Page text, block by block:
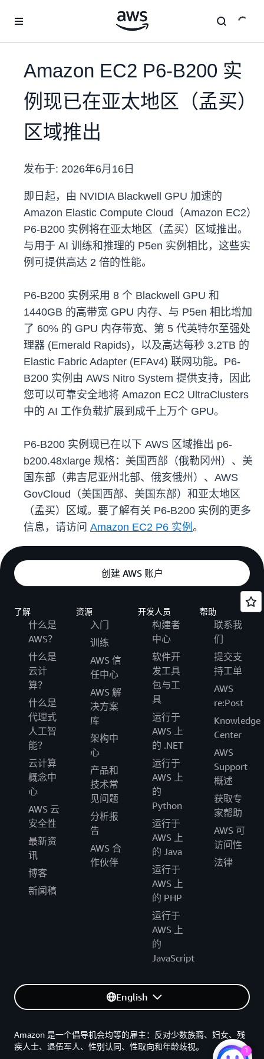
Amazon EC2 P6-B200 实
例现已在亚太地区（孟买）
区域推出
发布于: 2026年6月16日
即日起，由 NVIDIA Blackwell GPU 加速的
Amazon Elastic Compute Cloud（Amazon EC2）
P6-B200 实例将在亚太地区（孟买）区域推出。
与用于 AI 训练和推理的 P5en 实例相比，这些实
例可提供高达 2 倍的性能。
P6-B200 实例采用 8 个 Blackwell GPU 和
1440GB 的高带宽 GPU 内存、与 P5en 相比增加
了 60% 的 GPU 内存带宽、第 5 代英特尔至强处
理器 (Emerald Rapids)，以及高达每秒 3.2TB 的
Elastic Fabric Adapter (EFAv4) 联网功能。P6-
B200 实例由 AWS Nitro System 提供支持，因此
您可以可靠安全地将 Amazon EC2 UltraClusters
中的 AI 工作负载扩展到成千上万个 GPU。
P6-B200 实例现已在以下 AWS 区域推出 p6-
b200.48xlarge 规格：美国西部（俄勒冈州）、美
国东部（弗吉尼亚州北部、俄亥俄州）、AWS
GovCloud（美国西部、美国东部）和亚太地区
（孟买）区域。要了解有关 P6-B200 实例的更多
信息，请访问 Amazon EC2 P6 实例 。
创建 AWS 账户
了解
什么是
AWS？
什么是
云计
算？
什么是
代理式
人工智
能？
云计算
概念中
心
AWS 云
安全性
最新资
讯
博客
新闻稿
资源
入门
训练
AWS 信
任中心
AWS 解
决方案
库
架构中
心
产品和
技术常
见问题
分析报
告
AWS 合
作伙伴
开发人员
构建者
中心
软件开
发工具
包与工
具
运行于
AWS 上
的 .NET
运行于
AWS 上
的
Python
运行于
AWS 上
的 Java
运行于
AWS 上
的 PHP
运行于
AWS 上
的
JavaScript
帮助
联系我
们
提交支
持工单
AWS
re:Post
Knowledge
Center
AWS
Support
概述
获取专
家帮助
AWS 可
访问性
法律
English
Amazon 是一个倡导机会均等的雇主：反对少数族裔、妇女、残
疾人士、退伍军人、性别认同、性取向和年龄歧视。
1